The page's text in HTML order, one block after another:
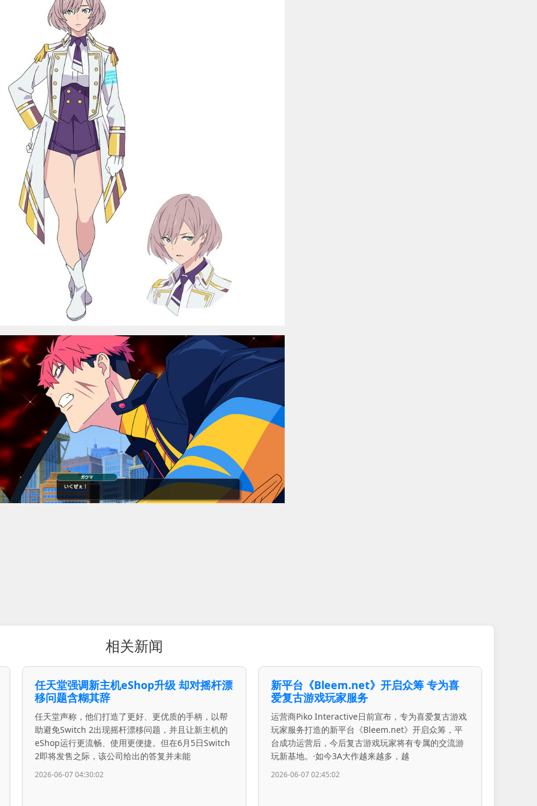
相关新闻
任天堂强调新主机eShop升级 却对摇杆漂
移问题含糊其辞
任天堂声称，他们打造了更好、更优质的手柄，以帮
助避免Switch 2出现摇杆漂移问题，并且让新主机的
eShop运行更流畅、使用更便捷。但在6月5日Switch
2即将发售之际，该公司给出的答复并未能
2026-06-07 04:30:02
新平台《Bleem.net》开启众筹 专为喜
爱复古游戏玩家服务
运营商Piko Interactive日前宣布，专为喜爱复古游戏
玩家服务打造的新平台《Bleem.net》开启众筹，平
台成功运营后，今后复古游戏玩家将有专属的交流游
玩新基地。·如今3A大作越来越多，越
2026-06-07 02:45:02